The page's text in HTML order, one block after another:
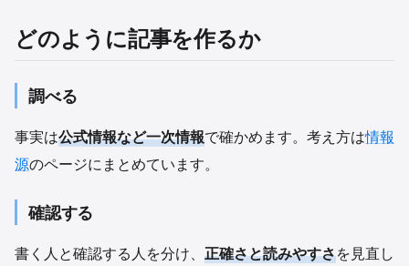
どのように記事を作るか
調べる
事実は公式情報など一次情報で確かめます。考え方は情報
源のページにまとめています。
確認する
書く人と確認する人を分け、 正確さと読みやすさを見直し